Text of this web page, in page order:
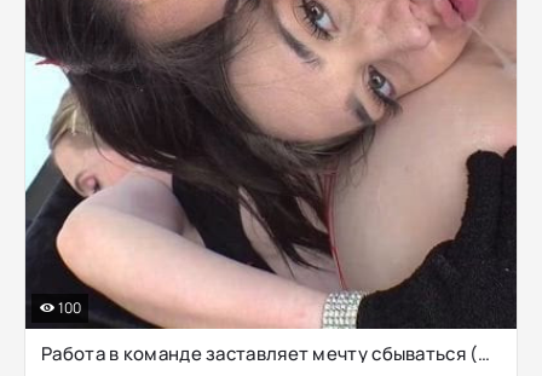
Работа в команде заставляет мечту сбываться (Сера Райдер, Ребел Райдер, Натали Брукс)
100